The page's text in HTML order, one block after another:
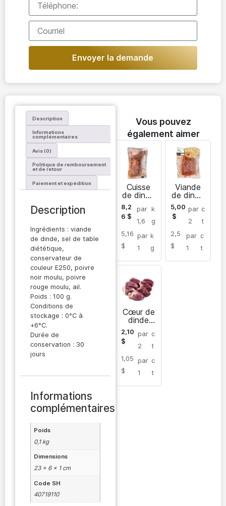
Envoyer la demande
Description
Informations
complémentaires
Avis (0)
Politique de remboursement
et de retour
Paiement et expédition
Description
Ingrédients : viande
de dinde, sel de table
diététique,
conservateur de
couleur E250, poivre
noir moulu, poivre
rouge moulu, ail.
Poids : 100 g.
Conditions de
stockage : 0°C à
+6°C.
Durée de
conservation : 30
jours
Informations
complémentaires
Poids
0,1 kg
Dimensions
23 × 6 × 1 cm
Code SH
40719110
Vous pouvez
également aimer
Cuisse
de dinde
surgelée
dans la
marinade
8,2
6 $
par
1,6
k
g
5,16
$
par
1
k
g
Viande
de dinde
surgelée
sans
abats
5,00
$
par
2
c
t
2,5
$
par
1
c
t
Cœur de
dinde
surgelé
2,10
$
par
2
c
t
1,05
$
par
1
c
t